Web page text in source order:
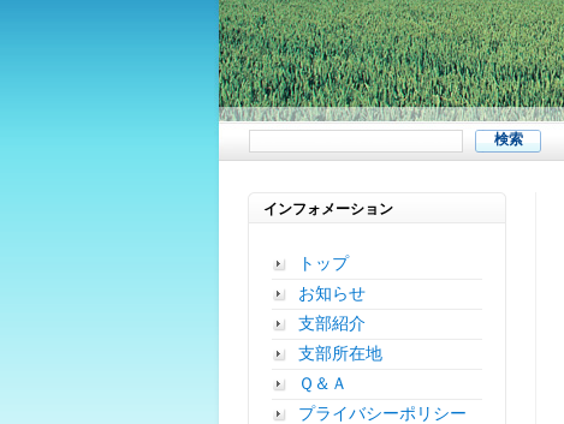
インフォメーション
トップ
お知らせ
支部紹介
支部所在地
Ｑ＆Ａ
プライバシーポリシー